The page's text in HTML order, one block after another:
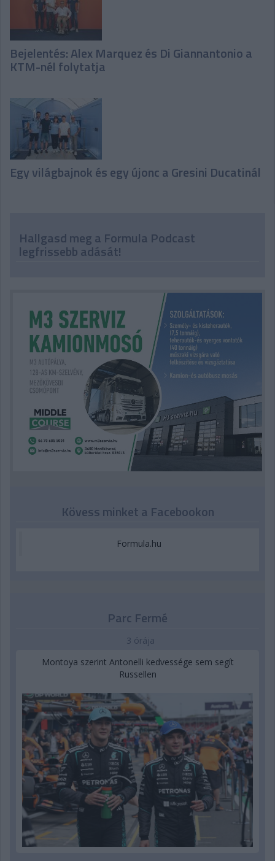
Bejelentés: Alex Marquez és Di Giannantonio a
KTM-nél folytatja
Egy világbajnok és egy újonc a Gresini Ducatinál
Hallgasd meg a Formula Podcast
legfrissebb adását!
Kövess minket a Facebookon
Formula.hu
Parc Fermé
3 órája
Montoya szerint Antonelli kedvessége sem segít
Russellen